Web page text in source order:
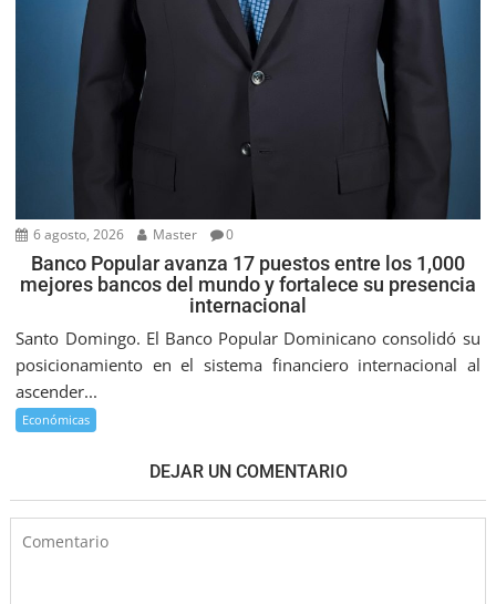
6 agosto, 2026 Master 0
Banco Popular avanza 17 puestos entre los 1,000
mejores bancos del mundo y fortalece su presencia
internacional
Santo Domingo. El Banco Popular Dominicano consolidó su
posicionamiento en el sistema financiero internacional al
ascender...
Económicas
DEJAR UN COMENTARIO